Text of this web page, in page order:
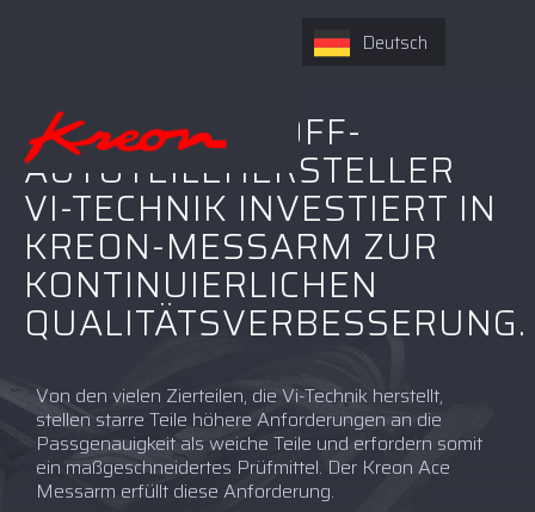
DER KUNSTSTOFF-
AUTOTEILEHERSTELLER
VI-TECHNIK INVESTIERT IN
KREON-MESSARM ZUR
KONTINUIERLICHEN
QUALITÄTSVERBESSERUNG.
Von den vielen Zierteilen, die Vi-Technik herstellt,
stellen starre Teile höhere Anforderungen an die
Passgenauigkeit als weiche Teile und erfordern somit
ein maßgeschneidertes Prüfmittel. Der Kreon Ace
Messarm erfüllt diese Anforderung.
Deutsch